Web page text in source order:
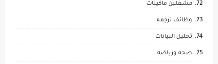
مشغلين ماكينات
وظائف ترجمه
تحليل البيانات
صحه ورياضه